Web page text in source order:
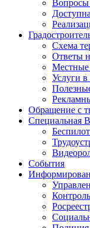
Вопросы
Схема
Ответы
Местные
Услуги в
Обращение с
Специальная
События